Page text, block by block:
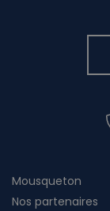
Mousqueton
Nos partenaires